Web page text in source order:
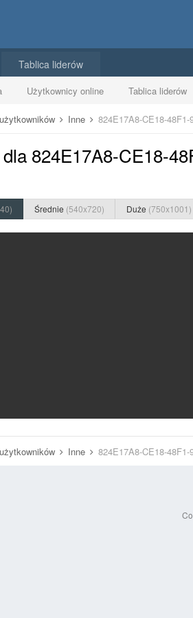
Użytkownicy online Tablica liderów
Tablica liderów
Inne 824E17A8-CE18-
824E17A8-CE18-
Średnie (540x720) Duże (750x1001)
Inne 824E17A8-CE18-